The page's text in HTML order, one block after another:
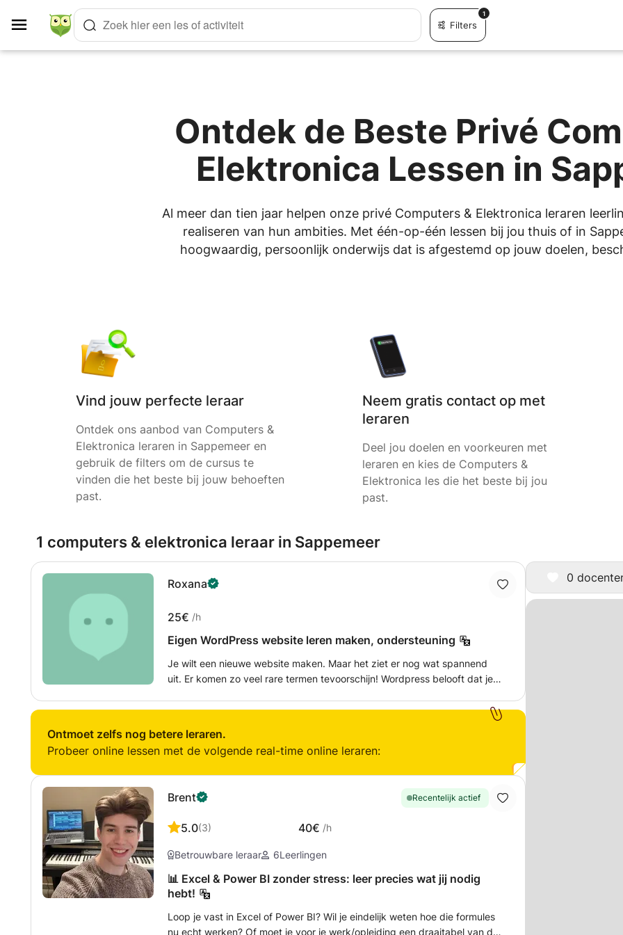
Zoek hier een les of activiteit Filters
1
Ontdek de Beste Privé
Elektronica Lessen in
Al meer dan tien jaar helpen onze privé Computers & Elektronica leraren
realiseren van hun ambities. Met één-op-één lessen bij jou thuis of in
hoogwaardig, persoonlijk onderwijs dat is afgestemd op jouw doelen,
Vind jouw perfecte leraar
Ontdek ons aanbod van Computers &
Elektronica leraren in Sappemeer en
gebruik de filters om de cursus te
vinden die het beste bij jouw behoeften
past.
Neem gratis contact op met
leraren
Deel jou doelen en voorkeuren met
leraren en kies de Computers &
Elektronica les die het beste bij jou
past.
0
1 computers & elektronica leraar in Sappemeer
Roxana
25€ /h
Eigen WordPress website leren maken, ondersteuning
Je wilt een nieuwe website maken. Maar het ziet er nog wat spannend
uit. Er komen zo veel rare termen tevoorschijn! Wordpress belooft dat je
tweede klik zit je al vast. - Wil je een eigen website leren maken? Vind je
hosting bedrijf het beste bij je past? En wat is hosting uberhaupt en
waarom heb je dat nodig? - Wil je graag helderheid in hoe een website
jou leren wat je nodig hebt om hierin zelfstandig te worden!
Ontmoet zelfs nog betere leraren.
Probeer online lessen met de volgende real-time online leraren:
Brent Recentelijk actief
5.0(3) 40€ /h
Betrouwbare leraar 6Leerlingen
📊 Excel & Power BI zonder stress: leer precies wat jij nodig
hebt!
Loop je vast in Excel of Power BI? Wil je eindelijk weten hoe die formules
nu echt werken? Of moet je voor je werk/opleiding een draaitabel van de